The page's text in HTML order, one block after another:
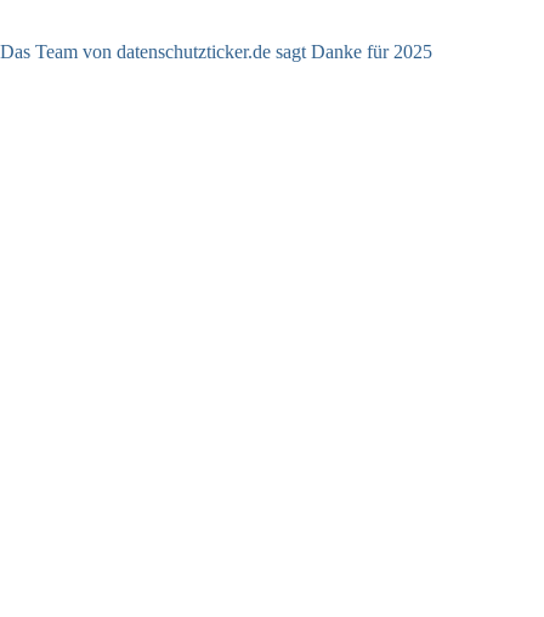
Das Team von datenschutzticker.de sagt Danke für 2025